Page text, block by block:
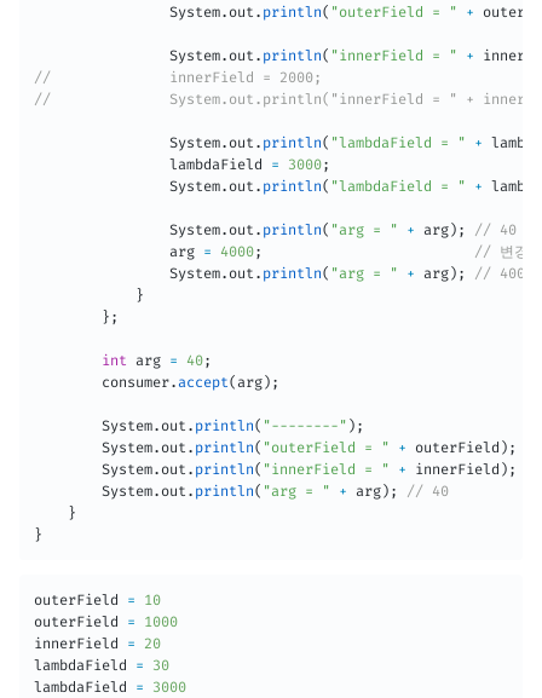
System. out . println( "outerField = " +
System. out . println( "innerField = " +
//              innerField = 2000;
//              System.out.println("innerField = " +
System. out . println( "lambdaField = " +
                lambdaField
= 3000;
System. out . println( "lambdaField = " +
System. out . println( "arg = " + arg ) ;
// 40
                arg
= 4000;
// 변경
System. out . println( "arg = " + arg ) ;
// 4000
}
} ;
int arg = 40;
        consumer
.accept(arg ) ;
System. out . println( "--------" ) ;
System. out . println( "outerField = " + outerField ) ;
System. out . println( "innerField = " + innerField ) ;
System. out . println( "arg = " + arg ) ;
// 40
}
}
outerField =
10
outerField =
1000
innerField =
20
lambdaField =
30
lambdaField =
3000